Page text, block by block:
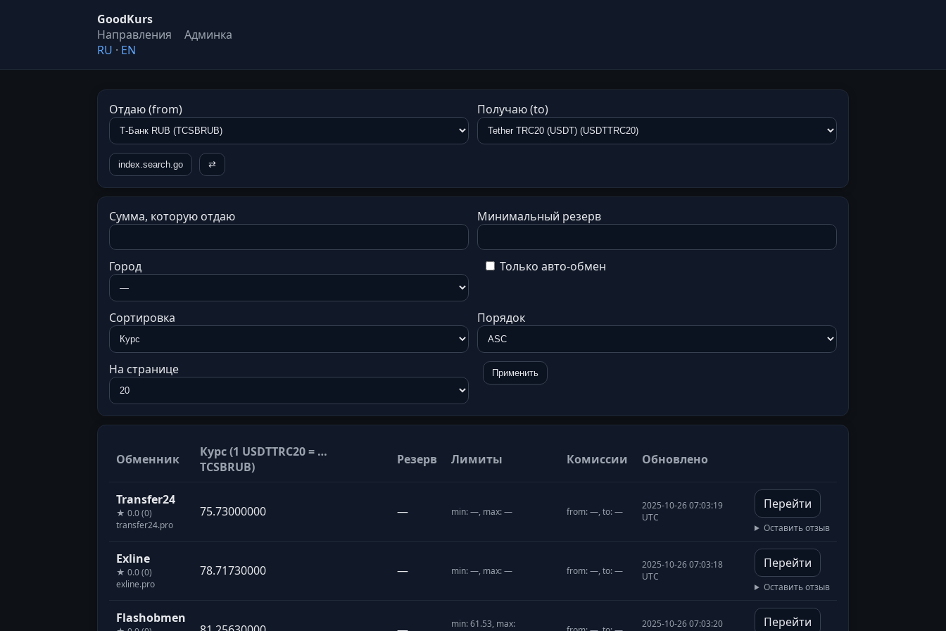
GoodKurs
Направления
Админка
RU · EN
Отдаю (from) Получаю (to)
index.search.go ⇄
Сумма, которую отдаю Минимальный резерв
Город Только авто-обмен
Сортировка Порядок
На странице Применить
Обменник
Курс (1 USDTTRC20 = …
TCSBRUB)
Резерв Лимиты Комиссии Обновлено
Transfer24
★ 0.0 (0)
transfer24.pro
75.73000000 — min: —, max: — from: —, to: —
2025-10-26 07:03:19
UTC
Перейти
Оставить отзыв
Exline
★ 0.0 (0)
exline.pro
78.71730000 — min: —, max: — from: —, to: —
2025-10-26 07:03:18
UTC
Перейти
Оставить отзыв
Flashobmen
min: 61.53, max:
2025-10-26 07:03:20
Перейти